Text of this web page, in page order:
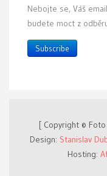
Nebojte se, Váš
budete moct z
Subscribe
[ Copyright ©
Design: Stanislav
Hosting: